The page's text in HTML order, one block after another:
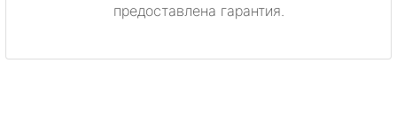
предоставлена гарантия.